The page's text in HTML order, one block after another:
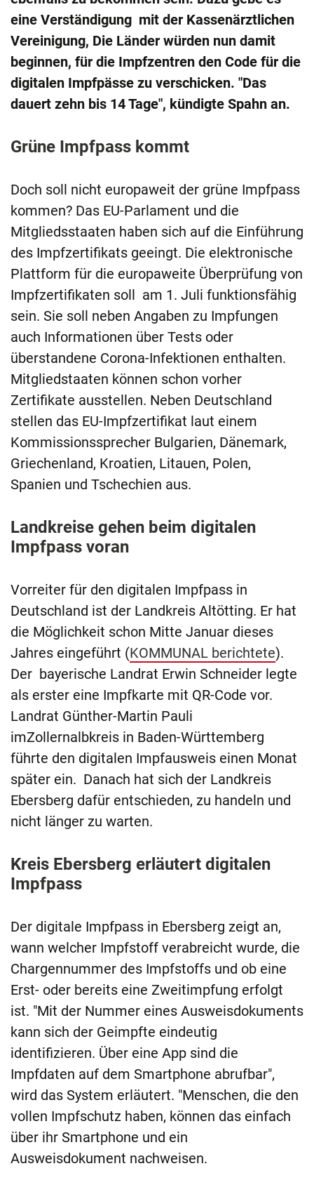
eine Verständigung mit der Kassenärztlichen
Vereinigung, Die Länder würden nun damit
beginnen, für die Impfzentren den Code für die
digitalen Impfpässe zu verschicken. "Das
dauert zehn bis 14 Tage", kündigte Spahn an.
Grüne Impfpass kommt
Doch soll nicht europaweit der grüne Impfpass
kommen? Das EU-Parlament und die
Mitgliedsstaaten haben sich auf die Einführung
des Impfzertifikats geeingt. Die elektronische
Plattform für die europaweite Überprüfung von
Impfzertifikaten soll am 1. Juli funktionsfähig
sein. Sie soll neben Angaben zu Impfungen
auch Informationen über Tests oder
überstandene Corona-Infektionen enthalten.
Mitgliedstaaten können schon vorher
Zertifikate ausstellen. Neben Deutschland
stellen das EU-Impfzertifikat laut einem
Kommissionssprecher Bulgarien, Dänemark,
Griechenland, Kroatien, Litauen, Polen,
Spanien und Tschechien aus.
Landkreise gehen beim digitalen
Impfpass voran
Vorreiter für den digitalen Impfpass in
Deutschland ist der Landkreis Altötting. Er hat
die Möglichkeit schon Mitte Januar dieses
Jahres eingeführt (KOMMUNAL berichtete).
Der bayerische Landrat Erwin Schneider legte
als erster eine Impfkarte mit QR-Code vor.
Landrat Günther-Martin Pauli
imZollernalbkreis in Baden-Württemberg
führte den digitalen Impfausweis einen Monat
später ein. Danach hat sich der Landkreis
Ebersberg dafür entschieden, zu handeln und
nicht länger zu warten.
Kreis Ebersberg erläutert digitalen
Impfpass
Der digitale Impfpass in Ebersberg zeigt an,
wann welcher Impfstoff verabreicht wurde, die
Chargennummer des Impfstoffs und ob eine
Erst- oder bereits eine Zweitimpfung erfolgt
ist. "Mit der Nummer eines Ausweisdokuments
kann sich der Geimpfte eindeutig
identifizieren. Über eine App sind die
Impfdaten auf dem Smartphone abrufbar",
wird das System erläutert. "Menschen, die den
vollen Impfschutz haben, können das einfach
über ihr Smartphone und ein
Ausweisdokument nachweisen.